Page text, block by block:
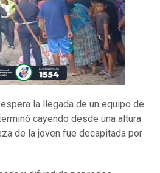
la llegada de un equipo de
cayendo desde una altura
de la joven fue decapitada por